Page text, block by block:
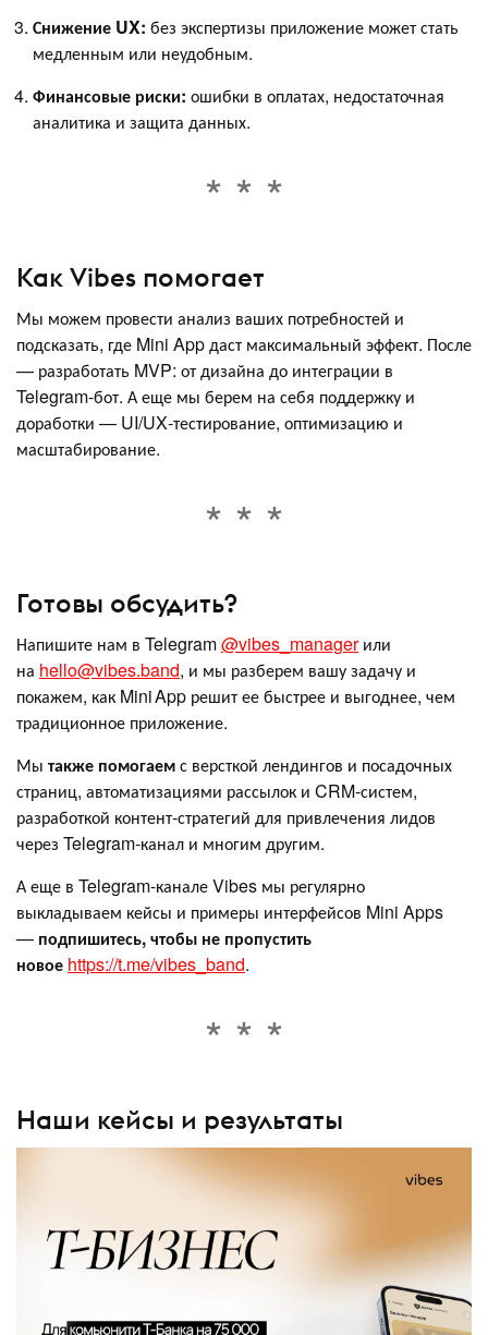
Снижение UX: без экспертизы приложение может стать
медленным или неудобным.
Финансовые риски: ошибки в оплатах, недостаточная
аналитика и защита данных.
Как Vibes помогает
Мы можем провести анализ ваших потребностей и
подсказать, где Mini App даст максимальный эффект. После
— разработать MVP: от дизайна до интеграции в
Telegram‑бот. А еще мы берем на себя поддержку и
доработки — UI/UX‑тестирование, оптимизацию и
масштабирование.
Готовы обсудить?
Напишите нам в Telegram@vibes_managerили
на hello@vibes.band, и мы разберем вашу задачу и
покажем, как Mini App решит ее быстрее и выгоднее, чем
традиционное приложение.
Мы также помогаемс версткой лендингов и посадочных
страниц, автоматизациями рассылок и CRM‑систем,
разработкой контент‑стратегий для привлечения лидов
через Telegram‑канал и многим другим.
А еще в Telegram-канале Vibes мы регулярно
выкладываем кейсы и примеры интерфейсов Mini Apps
— подпишитесь, чтобы не пропустить
новое https://t.me/vibes_band.
Наши кейсы и результаты